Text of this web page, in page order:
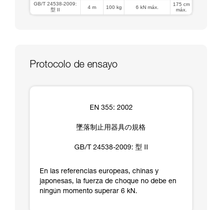
GB/T 24538-2009:
型 II
4 m 100 kg 6 kN máx.
175 cm
máx.
Protocolo de ensayo
EN 355: 2002
墜落制止用器具の規格
GB/T 24538-2009: 型 II
En las referencias europeas, chinas y
japonesas, la fuerza de choque no debe en
ningún momento superar 6 kN.